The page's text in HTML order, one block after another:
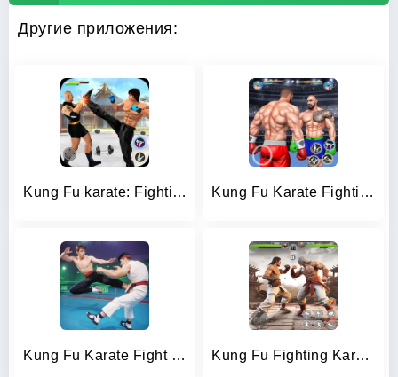
Другие приложения:
Kung Fu karate: Fighting Games Kung Fu Karate Fighting Games
Kung Fu Karate Fight Game Kung Fu Fighting Karate Games